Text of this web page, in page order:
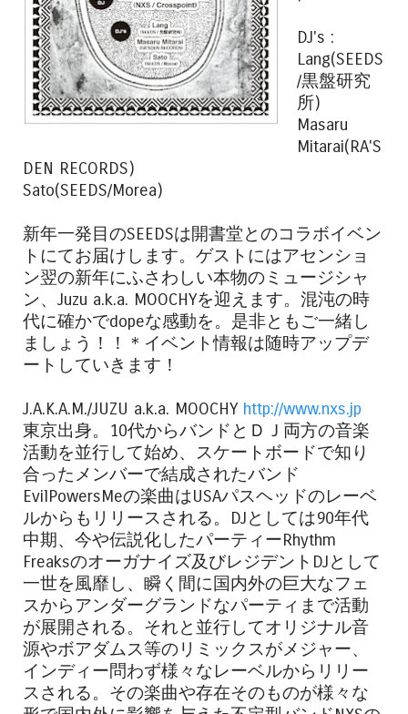
DJ's :
Lang(SEEDS
/黒盤研究
所)
Masaru
Mitarai(RA'S
DEN RECORDS)
Sato(SEEDS/Morea)
新年一発目のSEEDSは開書堂とのコラボイベン
トにてお届けします。ゲストにはアセンショ
ン翌の新年にふさわしい本物のミュージシャ
ン、Juzu a.k.a. MOOCHYを迎えます。混沌の時
代に確かでdopeな感動を。是非ともご一緒し
ましょう！！＊イベント情報は随時アップデ
ートしていきます！
J.A.K.A.M./JUZU a.k.a. MOOCHY http://www.nxs.jp
東京出身。10代からバンドとＤＪ両方の音楽
活動を並行して始め、スケートボードで知り
合ったメンバーで結成されたバンド
EvilPowersMeの楽曲はUSAパスヘッドのレーベ
ルからもリリースされる。DJとしては90年代
中期、今や伝説化したパーティーRhythm
Freaksのオーガナイズ及びレジデントDJとして
一世を風靡し、瞬く間に国内外の巨大なフェ
スからアンダーグランドなパーティまで活動
が展開される。それと並行してオリジナル音
源やボアダムス等のリミックスがメジャー、
インディー問わず様々なレーベルからリリー
スされる。その楽曲や存在そのものが様々な